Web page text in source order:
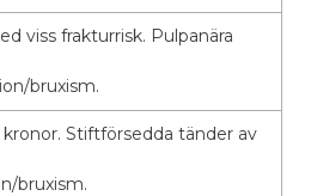
viss frakturrisk. Pulpanära
bruxism.
Stiftförsedda tänder av
bruxism.